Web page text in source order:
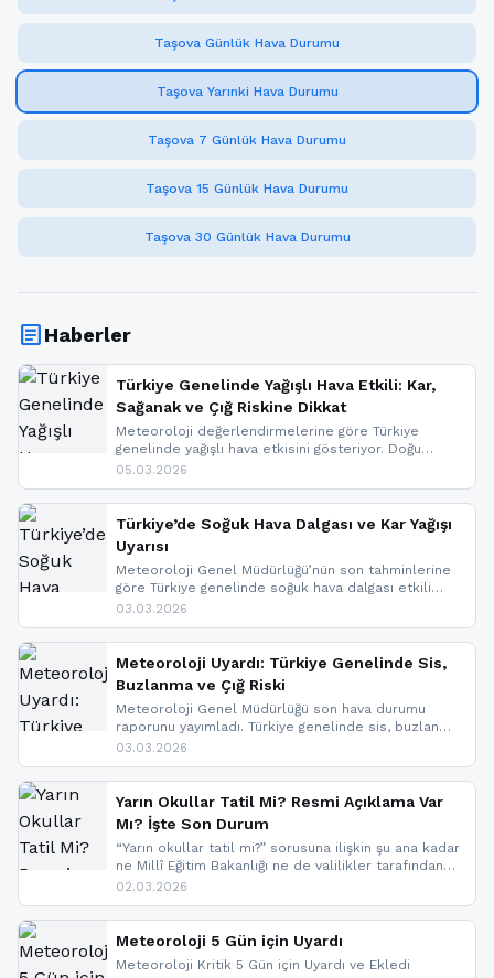
Taşova Günlük Hava Durumu
Taşova Yarınki Hava Durumu
Taşova 7 Günlük Hava Durumu
Taşova 15 Günlük Hava Durumu
Taşova 30 Günlük Hava Durumu
articleHaberler
Türkiye Genelinde Yağışlı Hava Etkili: Kar,
Sağanak ve Çığ Riskine Dikkat
Meteoroloji değerlendirmelerine göre Türkiye
genelinde yağışlı hava etkisini gösteriyor. Doğu
bölgelerinde kar yağışı beklenirken Marmara ve
ise çığ tehlikesi bulunuyor. İç kesimlerde sis ve pus
nedeniyle görüş mesafesinde azalma
yaşanabileceği belirtiliyor.
05.03.2026
Türkiye’de Soğuk Hava Dalgası ve Kar Yağışı
Uyarısı
Meteoroloji Genel Müdürlüğü’nün son tahminlerine
göre Türkiye genelinde soğuk hava dalgası etkili
oluyor. Birçok il için kar yağışı ve buzlanma uyarısı
03.03.2026
Meteoroloji Uyardı: Türkiye Genelinde Sis,
Buzlanma ve Çığ Riski
Meteoroloji Genel Müdürlüğü son hava durumu
raporunu yayımladı. Türkiye genelinde sis, buzlanma
ve don beklenirken Doğu Anadolu ve Doğu
yapıldı. İşte son dakika meteoroloji gelişmeleri.
03.03.2026
Yarın Okullar Tatil Mi? Resmi Açıklama Var
Mı? İşte Son Durum
“Yarın okullar tatil mi?” sorusuna ilişkin şu ana kadar
ne Millî Eğitim Bakanlığı ne de valilikler tarafından
yapılmış resmi bir tatil açıklaması bulunmamaktadır.
paylaşacağız. En hızlı şekilde haberdar olmak için
sitemizi takip edebilir ve bildirimleri açabilirsiniz.
02.03.2026
Meteoroloji 5 Gün için Uyardı
Meteoroloji Kritik 5 Gün için Uyardı ve Ekledi